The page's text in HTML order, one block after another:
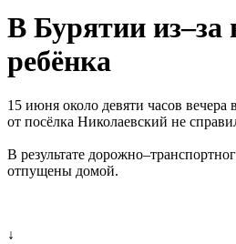
В Бурятии из–за
ребёнка
15 июня около девяти часов
от посёлка Николаевский не
В результате
отпущены домой.
↓